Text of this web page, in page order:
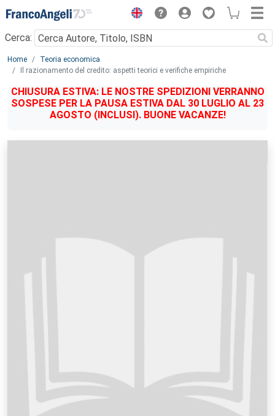
Menu
Cerca:
Main content
Home
Teoria economica
Il razionamento del credito: aspetti teorici e verifiche empiriche
CHIUSURA ESTIVA: LE NOSTRE SPEDIZIONI VERRANNO
SOSPESE PER LA PAUSA ESTIVA DAL 30 LUGLIO AL 23
AGOSTO (INCLUSI). BUONE VACANZE!